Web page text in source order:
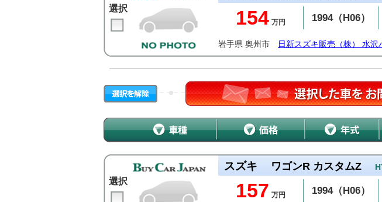
選択 154 万円 1994（H06）
岩手県 奥州市 日新スズキ販売（株） 水沢
選択
スズキ ワゴンR カスタムZ
157 万円 1994（H06）